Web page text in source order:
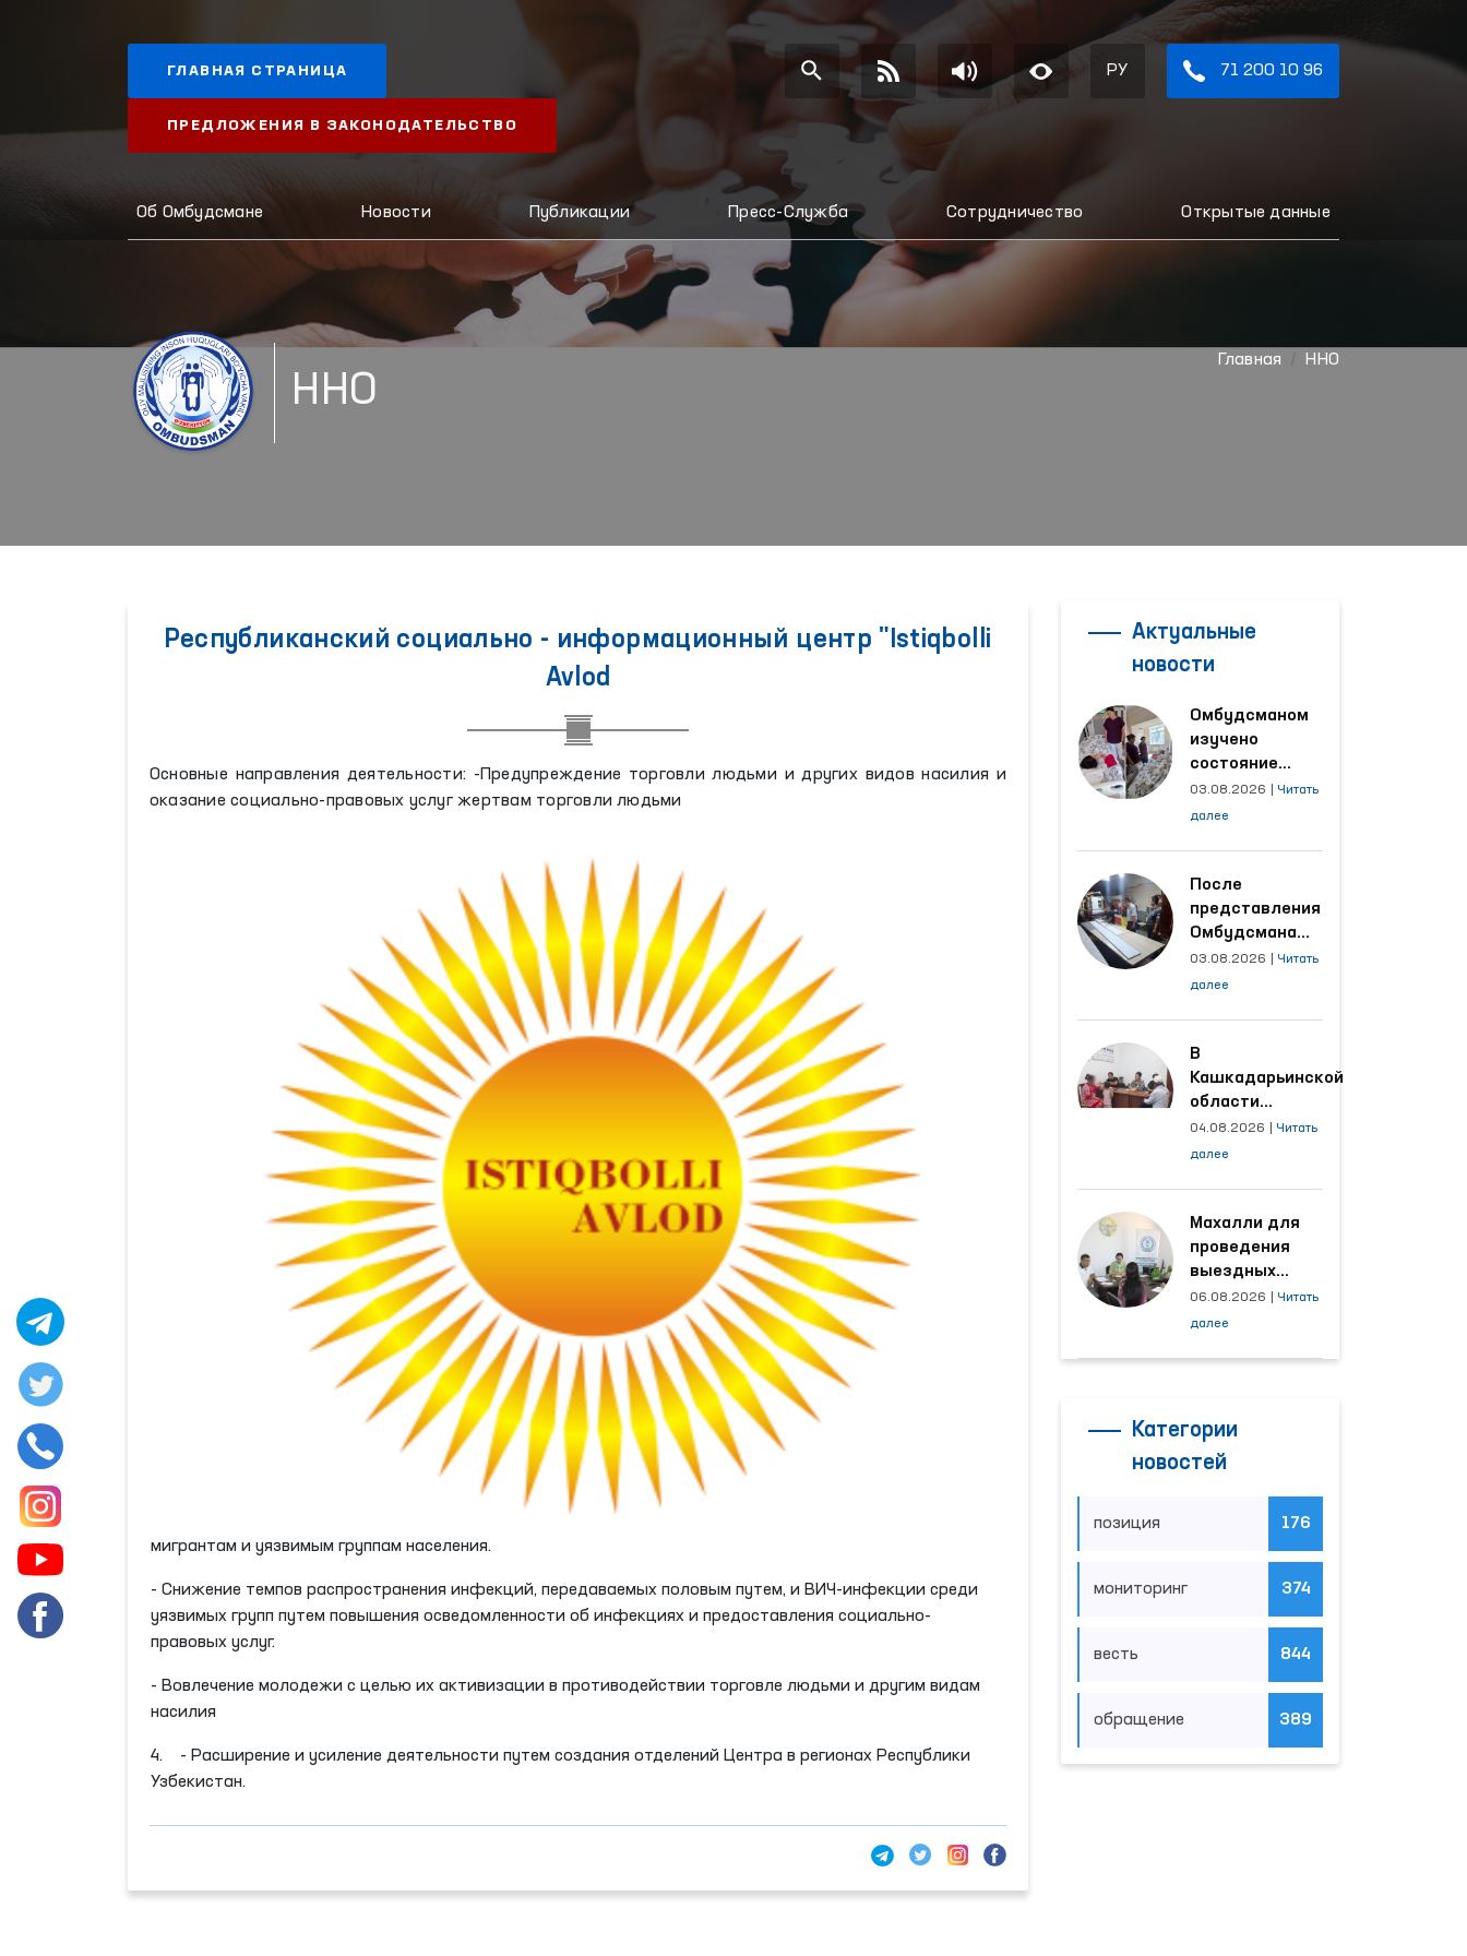
ГЛАВНАЯ СТРАНИЦА
ПРЕДЛОЖЕНИЯ В ЗАКОНОДАТЕЛЬСТВО
РУ 71 200 10 96
Об Омбудсмане Новости Публикации Пресс-Служба Сотрудничество Открытые данные
ННО
Главная ННО
Республиканский социально - информационный центр "Istiqbolli
Avlod
Основные направления деятельности: -Предупреждение торговли людьми и других видов насилия и
оказание социально-правовых услуг жертвам торговли людьми
мигрантам и уязвимым группам населения.
- Снижение темпов распространения инфекций, передаваемых половым путем, и ВИЧ-инфекции среди
уязвимых групп путем повышения осведомленности об инфекциях и предоставления социально-
правовых услуг.
- Вовлечение молодежи с целью их активизации в противодействии торговле людьми и другим видам
насилия
4. - Расширение и усиление деятельности путем создания отделений Центра в регионах Республики
Узбекистан.
Актуальные
новости
Омбудсманом
изучено
состояние
женщины,
пострадавшей от
области
03.08.2026
Читать
далее
После
представления
Омбудсмана
улучшены
условия на
трудятся
осуждённые
03.08.2026
Читать
далее
В
Кашкадарьинской
области
налажена
адресная работа
наибольшее
количество
обращений
04.08.2026
Читать
далее
Махалли для
проведения
выездных
приёмов
определяются
06.08.2026
Читать
далее
Категории
новостей
позиция 176
мониторинг 374
весть 844
обращение 389